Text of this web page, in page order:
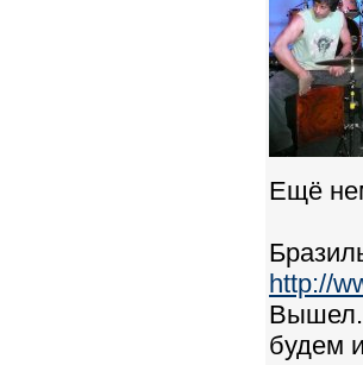
Ещё
http://
Вышел.
будем